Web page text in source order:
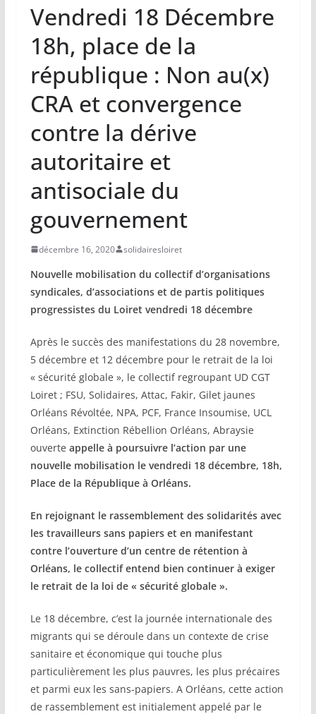
Vendredi 18 Décembre
18h, place de la
république : Non au(x)
CRA et convergence
contre la dérive
autoritaire et
antisociale du
gouvernement
décembre 16, 2020 solidairesloiret
Nouvelle mobilisation du collectif d’organisations
syndicales, d’associations et de partis politiques
progressistes du Loiret vendredi 18 décembre
Après le succès des manifestations du 28 novembre,
5 décembre et 12 décembre pour le retrait de la loi
« sécurité globale », le collectif regroupant UD CGT
Loiret ; FSU, Solidaires, Attac, Fakir, Gilet jaunes
Orléans Révoltée, NPA, PCF, France Insoumise, UCL
Orléans, Extinction Rébellion Orléans, Abraysie
ouverte appelle à poursuivre l’action par une
nouvelle mobilisation le vendredi 18 décembre, 18h,
Place de la République à Orléans.
En rejoignant le rassemblement des solidarités avec
les travailleurs sans papiers et en manifestant
contre l’ouverture d’un centre de rétention à
Orléans, le collectif entend bien continuer à exiger
le retrait de la loi de « sécurité globale ».
Le 18 décembre, c’est la journée internationale des
migrants qui se déroule dans un contexte de crise
sanitaire et économique qui touche plus
particulièrement les plus pauvres, les plus précaires
et parmi eux les sans-papiers. A Orléans, cette action
de rassemblement est initialement appelé par le